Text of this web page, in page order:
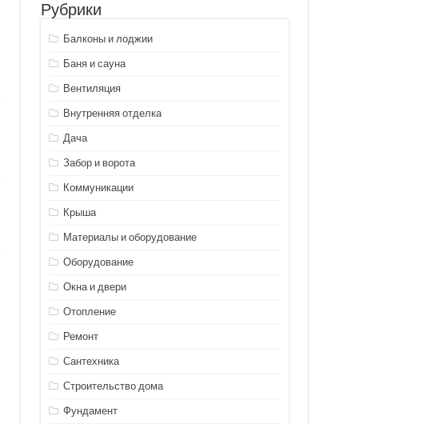
Рубрики
Балконы и лоджии
Баня и сауна
Вентиляция
Внутренняя отделка
Дача
Забор и ворота
Коммуникации
Крыша
Материалы и оборудование
Оборудование
Окна и двери
Отопление
Ремонт
Сантехника
Строительство дома
Фундамент